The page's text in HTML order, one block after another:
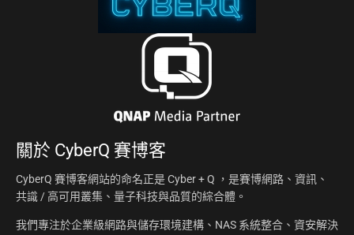
關於 CyberQ 賽博客
CyberQ 賽博客網站的命名正是 Cyber + Q ，是賽博網路、資訊、
共識 / 高可用叢集、量子科技與品質的綜合體。
我們專注於企業級網路與儲存環境建構、NAS 系統整合、資安解決